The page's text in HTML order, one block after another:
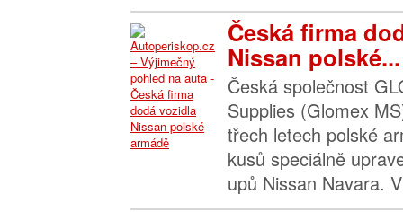
Česká firma
Nissan polské...
Česká společnost
Supplies (Glomex
třech letech polské
kusů speciálně
upů Nissan Navara.